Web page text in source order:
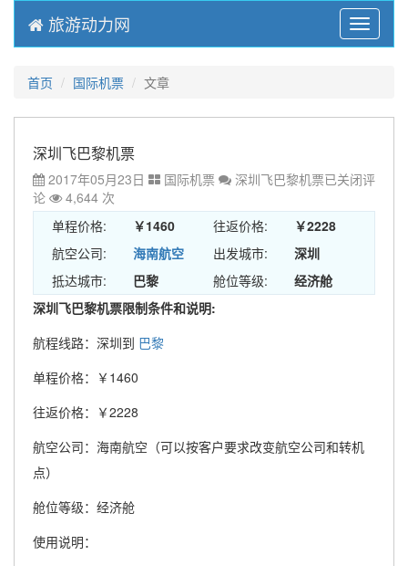
Menu
旅游动力网
首页 国际机票 文章
深圳飞巴黎机票
2017年05月23日 国际机票 深圳飞巴黎机票已关闭评
论
4,644 次
单程价格:
￥1460 往返价格:
￥2228
航空公司:
海南航空 出发城市:
深圳
抵达城市:
巴黎 舱位等级:
经济舱
深圳飞巴黎机票限制条件和说明:
航程线路：深圳到 巴黎
单程价格：￥1460
往返价格：￥2228
航空公司：海南航空（可以按客户要求改变航空公司和转机
点）
舱位等级：经济舱
使用说明：